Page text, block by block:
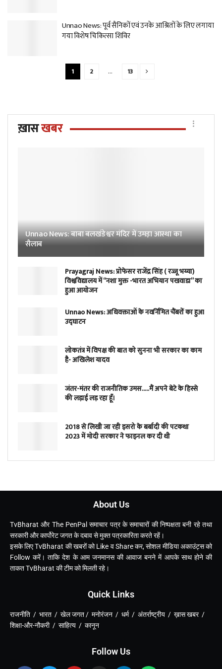
Unnao News: पूर्व सैनिकों एवं उनके आश्रितों के लिए लगाया
गया विशेष चिकित्सा शिविर
1 2 … 13
ख़ासखबर
Unnao News: बाबा बलखंडेश्वर मंदिर में उमड़ा आस्था का
सैलाब
Prayagraj News: प्रोफेसर राजेंद्र सिंह ( रज्जू भय्या)
विश्वविद्यालय में “नशा मुक्त -भारत अभियान पखवाडा” का
हुआ आयोजन
Unnao News: अधिवक्ताओं के नवर्निमित चैंबरों का हुआ
उद्घाटन
लोकतंत्र में विपक्ष की बात को सुनना भी सरकार का काम
है- अखिलेश यादव
जंतर-मंतर की राजनीतिक उमस…..मैं अपने बेटे के हिस्से
की लड़ाई लड़ रहा हूँ।
2018 से लिखी जा रही इसरो के बर्बादी की पटकथा
2023 में मोदी सरकार ने फाइनल कर दी थी
About Us
TvBharat और The PenPal समाचार पत्र के समाचारों की निष्पक्षता बनी रहे तथा
सरकारी और कार्पोरेट जगत के दबाव से मुक्त पत्रकारिता करते रहें।
इसके लिए TvBharat की खबरों को Like व Share कर, सोशल मीडिया अकाउंट्स को
Follow करें। ताकि देश के आम जनमानस की आवाज बनने में आपके साथ होने की
ताकत TvBharat की टीम को मिलती रहे।
Quick Links
राजनीति / भारत / खेल जगत / मनोरंजन / धर्म / अंतर्राष्ट्रीय / ख़ास खबर /
शिक्षा-और-नौकरी / साहित्य / कानून
Follow Us